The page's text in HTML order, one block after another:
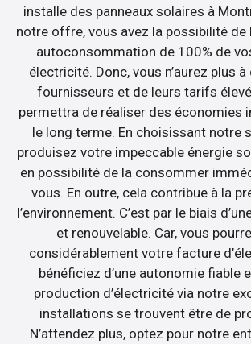
installe des panneaux solaires à
notre offre, vous avez la possibilité de
autoconsommation de 100% de
électricité. Donc, vous n’aurez plus
fournisseurs et de leurs tarifs
permettra de réaliser des économies
le long terme. En choisissant notre
produisez votre impeccable énergie
en possibilité de la consommer
vous. En outre, cela contribue à la
l’environnement. C’est par le biais
et renouvelable. Car, vous
considérablement votre facture
bénéficiez d’une autonomie fiable
production d’électricité via notre
installations se trouvent être de
N’attendez plus, optez pour notre